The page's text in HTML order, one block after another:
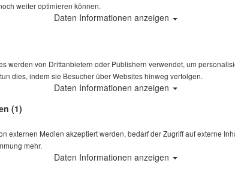
weiter optimieren können.
Daten Informationen anzeigen
werden von Drittanbietern oder Publishern verwendet, um
dies, indem sie Besucher über Websites hinweg verfolgen.
Daten Informationen anzeigen
(1)
externen Medien akzeptiert werden, bedarf der Zugriff auf externe
mehr.
Daten Informationen anzeigen